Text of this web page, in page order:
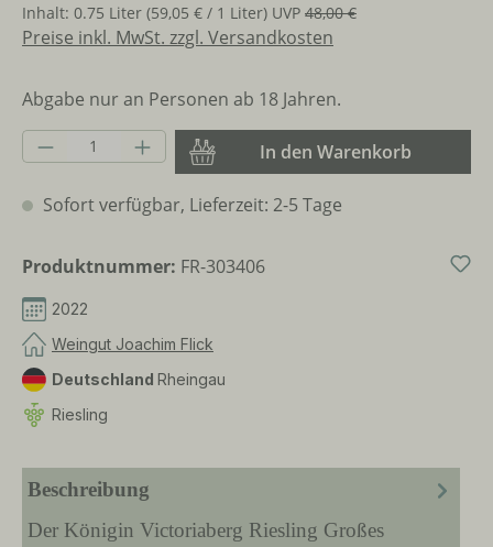
Inhalt: 0.75 Liter (59,05 € / 1 Liter) UVP 48,00 €
Preise inkl. MwSt. zzgl. Versandkosten
Abgabe nur an Personen ab 18 Jahren.
Produkt Anzahl: Gib den gewünschten
In den Warenkorb
Sofort verfügbar, Lieferzeit: 2-5 Tage
Produktnummer: FR-303406
2022
Weingut Joachim Flick
Deutschland Rheingau
Riesling
Beschreibung
Der Königin Victoriaberg Riesling Großes